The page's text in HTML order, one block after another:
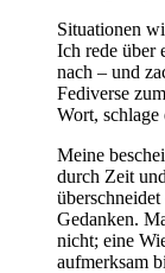
Situationen
Ich rede über
nach – und
Fediverse
Wort, schlage
Meine
durch Zeit
Gedanken.
nicht; eine
aufmerksam